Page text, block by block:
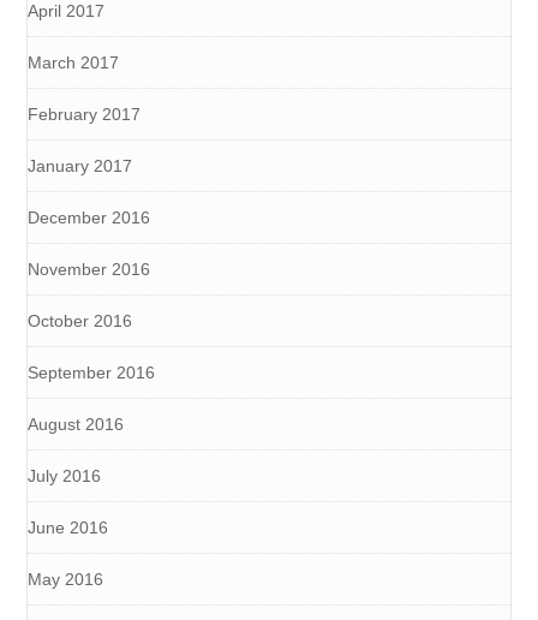
April 2017
March 2017
February 2017
January 2017
December 2016
November 2016
October 2016
September 2016
August 2016
July 2016
June 2016
May 2016